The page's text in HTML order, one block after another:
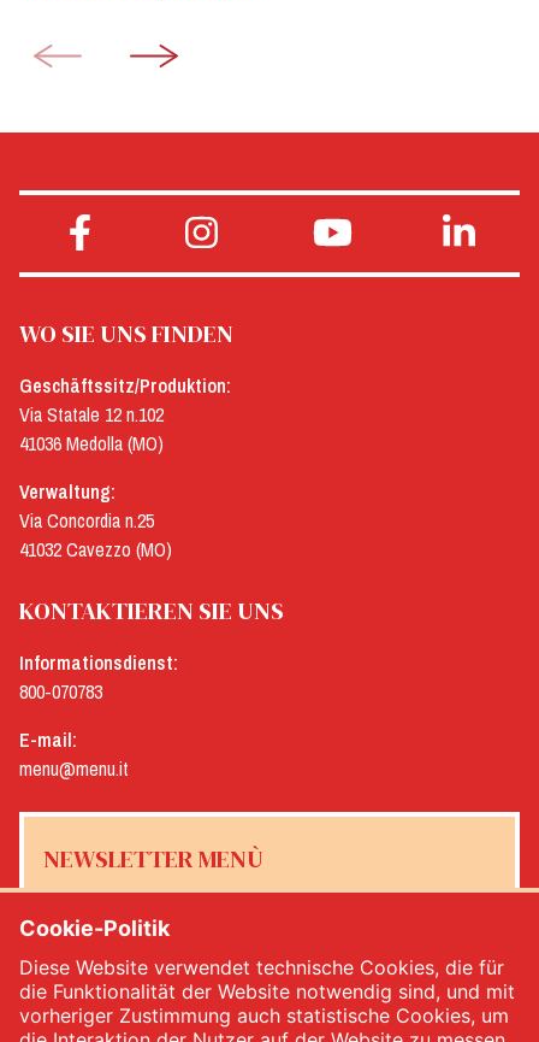
WO SIE UNS FINDEN
Geschäftssitz/Produktion:
Via Statale 12 n.102
41036 Medolla (MO)
Verwaltung:
Via Concordia n.25
41032 Cavezzo (MO)
KONTAKTIEREN SIE UNS
Informationsdienst:
800-070783
E-mail:
menu@menu.it
NEWSLETTER MENÙ
Ja, ich möchte den Newsletter von Menù erhalten*
Cookie-Politik
Diese Website verwendet technische Cookies, die für
die Funktionalität der Website notwendig sind, und mit
vorheriger Zustimmung auch statistische Cookies, um